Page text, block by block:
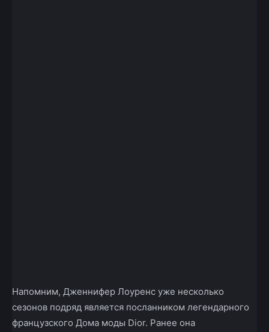
Напомним, Дженнифер Лоуренс уже несколько
сезонов подряд является посланником легендарного
французского Дома моды Dior. Ранее она